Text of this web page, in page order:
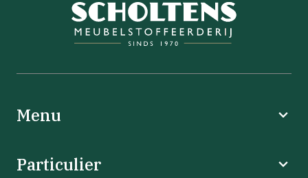
Menu
Particulier